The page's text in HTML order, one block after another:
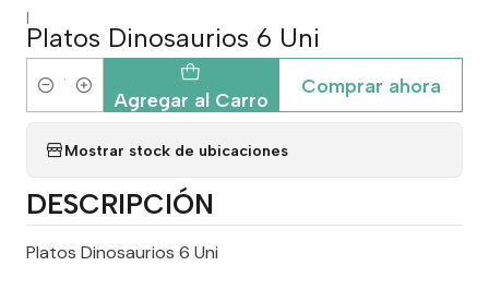
|
Platos Dinosaurios 6 Uni
Cantidad Agregar al Carro
Comprar ahora
Mostrar stock de ubicaciones
DESCRIPCIÓN
Platos Dinosaurios 6 Uni